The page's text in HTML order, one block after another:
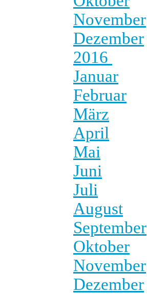
November
Dezember
2016
Januar
Februar
März
April
Mai
Juni
Juli
August
September
Oktober
November
Dezember